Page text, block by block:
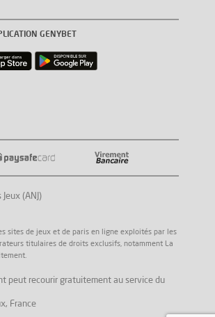
GENYBET
(ANJ)
sites de jeux et de paris en ligne exploités par les
titulaires de droits exclusifs, notamment La
peut recourir gratuitement au service du
France